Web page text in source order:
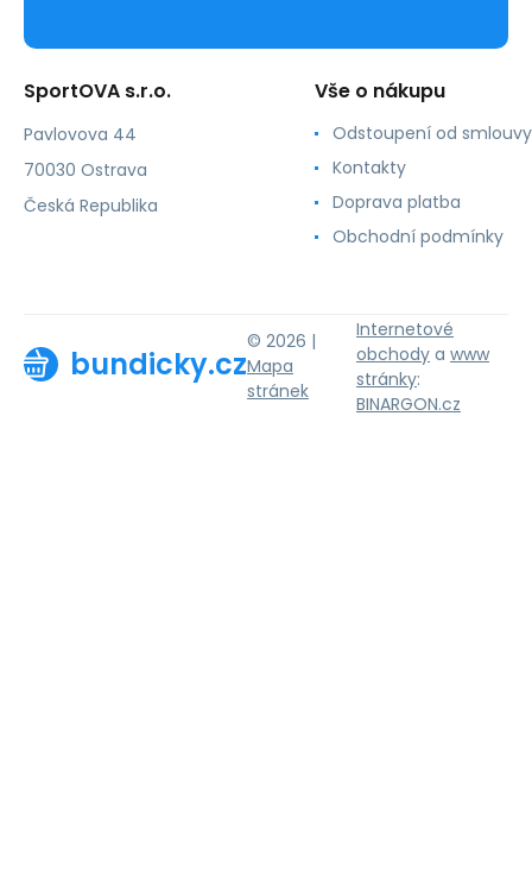
SportOVA s.r.o.
Pavlovova 44
70030 Ostrava
Česká Republika
Vše o nákupu
Odstoupení od smlouvy
Kontakty
Doprava platba
Obchodní podmínky
bundicky.cz
© 2026 |
Mapa
stránek
Internetové
obchody a www
stránky:
BINARGON.cz